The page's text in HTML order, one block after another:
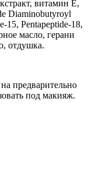
витамин Е,
Diaminobutyroyl
15, Pentapeptide-18,
масло, герани
отдушка.
предварительно
под макияж.